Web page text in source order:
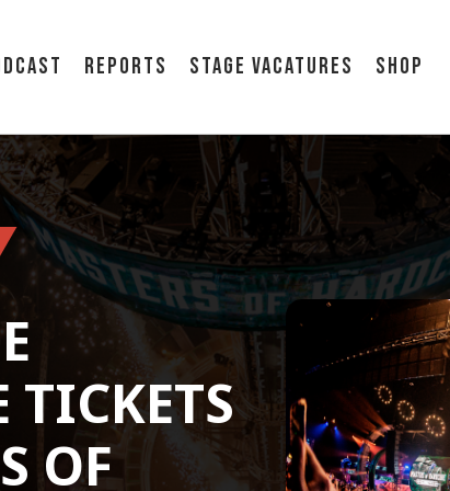
Reports Stage vacatures Shop
TICKETS
OF